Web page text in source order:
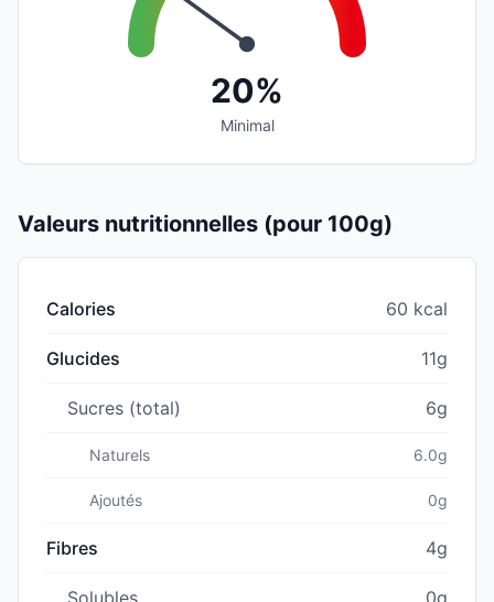
20%
Minimal
Valeurs nutritionnelles (pour 100g)
Calories 60 kcal
Glucides 11g
Sucres (total) 6g
Naturels 6.0g
Ajoutés 0g
Fibres 4g
Solubles 0g